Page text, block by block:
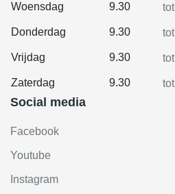
Woensdag 9.30 tot
Donderdag 9.30 tot
Vrijdag 9.30 tot
Zaterdag 9.30 tot
Social media
Facebook
Youtube
Instagram